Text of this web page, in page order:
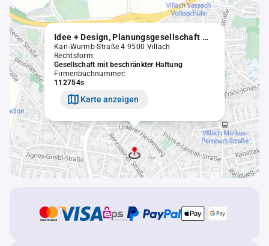
Idee + Design, Planungsgesellschaft m.b.H. in Liqu.
Karl-Wurmb-Straße 4 9500 Villach
Rechtsform:
Gesellschaft mit beschränkter Haftung
Firmenbuchnummer:
112754s
Karte anzeigen